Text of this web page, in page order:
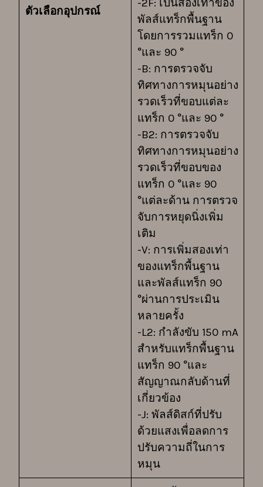
ตัวเลือกอุปกรณ์
-2F: เป็นสองเท่าของ
พัลส์แทร็กพื้นฐาน
โดยการรวมแทร็ก 0
°และ 90 °
-B: การตรวจจับ
ทิศทางการหมุนอย่าง
รวดเร็วที่ขอบแต่ละ
แทร็ก 0 °และ 90 °
-B2: การตรวจจับ
ทิศทางการหมุนอย่าง
รวดเร็วที่ขอบของ
แทร็ก 0 °และ 90
°แต่ละด้าน การตรวจ
จับการหยุดนิ่งเพิ่ม
เติม
-V: การเพิ่มสองเท่า
ของแทร็กพื้นฐาน
และพัลส์แทร็ก 90
°ผ่านการประเมิน
หลายครั้ง
-L2: กำลังขับ 150 mA
สำหรับแทร็กพื้นฐาน
แทร็ก 90 °และ
สัญญาณกลับด้านที่
เกี่ยวข้อง
-J: พัลส์ดิสก์ที่ปรับ
ด้วยแสงเพื่อลดการ
ปรับความถี่ในการ
หมุน